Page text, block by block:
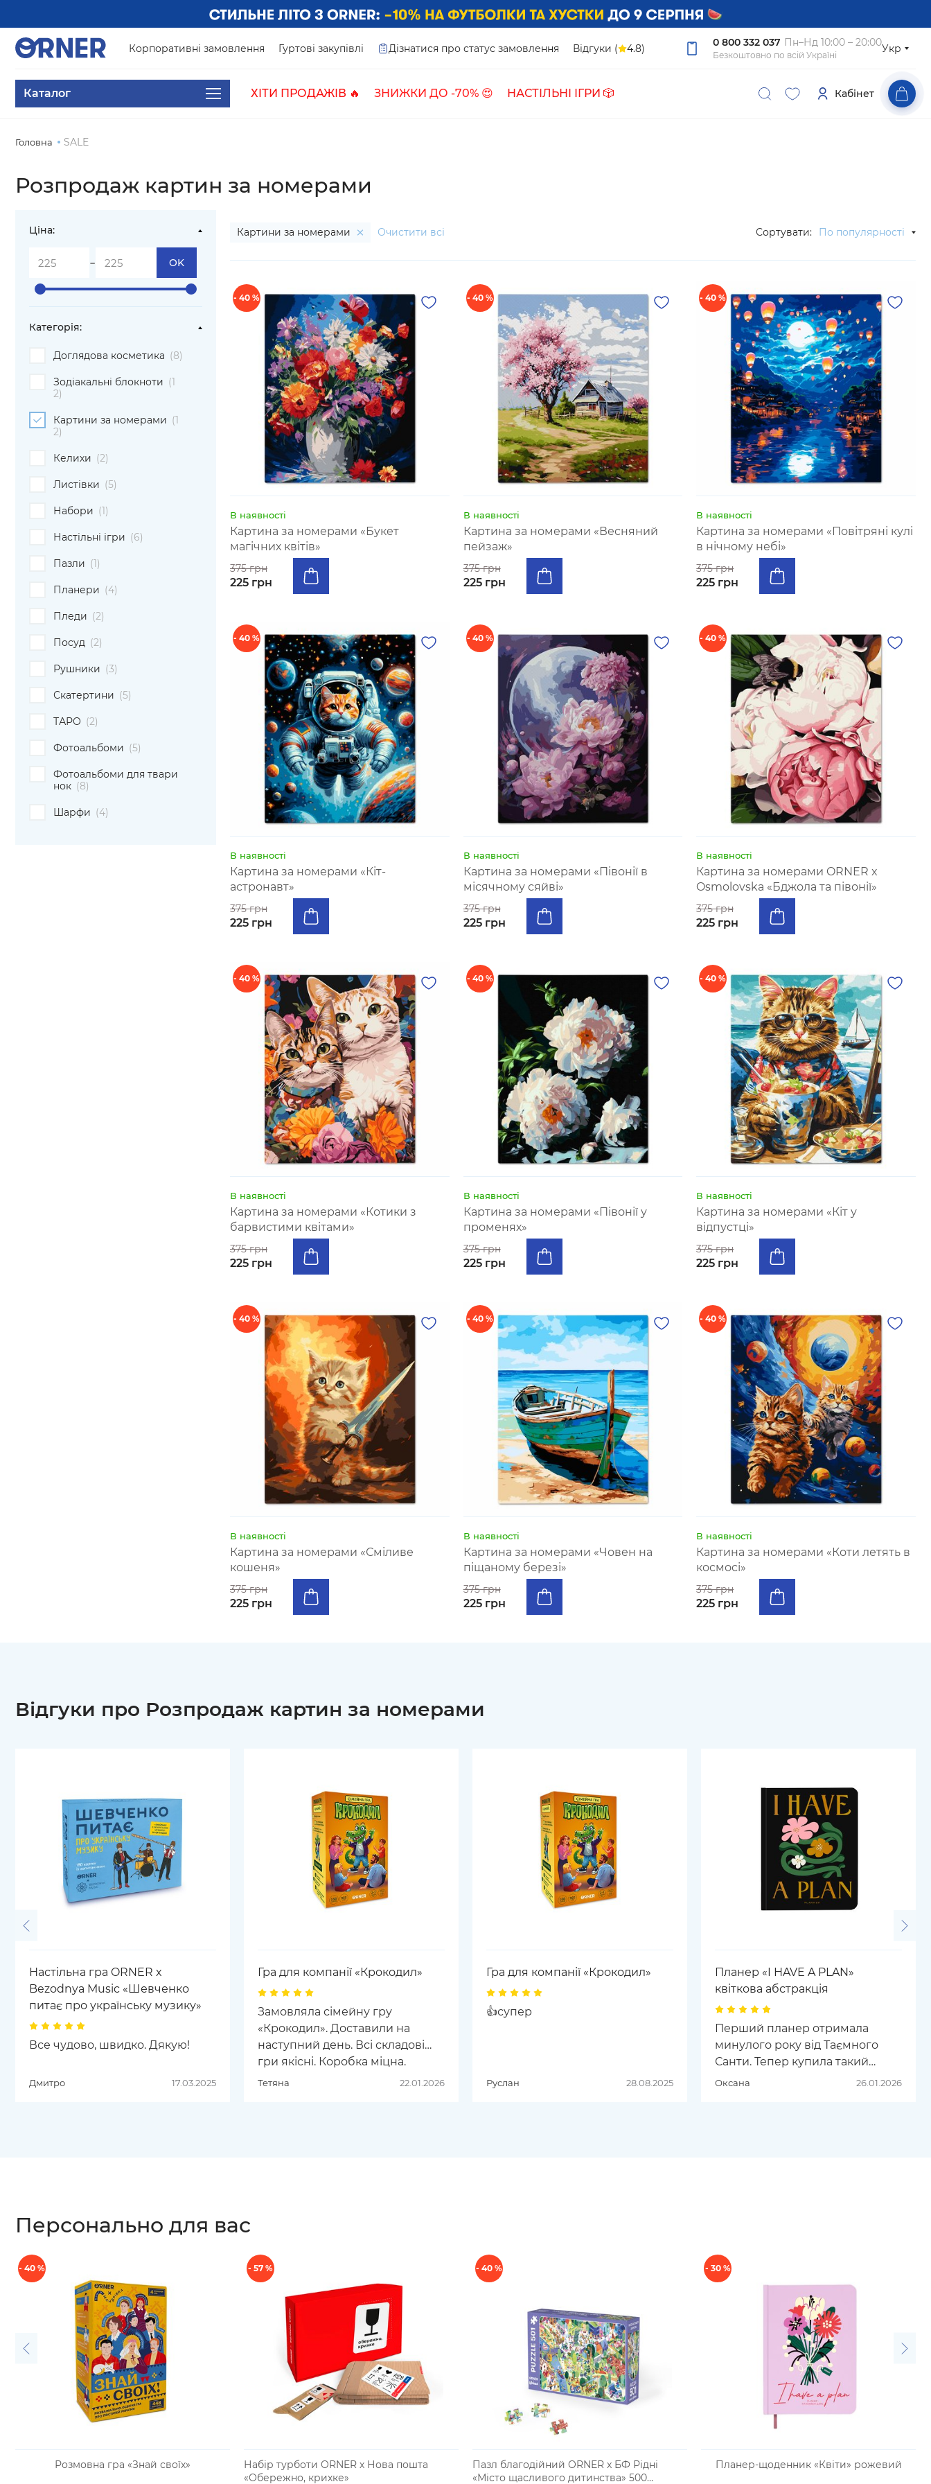
Корпоративні замовлення Гуртові закупівлі Дізнатися про статус замовлення Відгуки ( 4.8) 0 800 332 037 Пн–Нд 10:00 – 20:00
Безкоштовно по всій Україні
Укр
Каталог ХІТИ ПРОДАЖІВ 🔥 ЗНИЖКИ ДО -70% 😍 НАСТІЛЬНІ ІГРИ 🎲 Кабінет
Головна SALE
Розпродаж картин за номерами
Ціна:
- OK
Категорiя:
Доглядова косметика (8)
Зодіакальні блокноти (1
2)
Картини за номерами (1
2)
Келихи (2)
Листівки (5)
Набори (1)
Настільні ігри (6)
Пазли (1)
Планери (4)
Пледи (2)
Посуд (2)
Рушники (3)
Скатертини (5)
ТАРО (2)
Фотоальбоми (5)
Фотоальбоми для твари
нок (8)
Шарфи (4)
Картини за номерами Очистити всі Сортувати: По популярності
- 40 %
В наявності
Картина за номерами «Букет
магічних квітів»
375 грн
225 грн
- 40 %
В наявності
Картина за номерами «Весняний
пейзаж»
375 грн
225 грн
- 40 %
В наявності
Картина за номерами «Повітряні кулі
в нічному небі»
375 грн
225 грн
- 40 %
В наявності
Картина за номерами «Кіт-
астронавт»
375 грн
225 грн
- 40 %
В наявності
Картина за номерами «Півонії в
місячному сяйві»
375 грн
225 грн
- 40 %
В наявності
Картина за номерами ORNER x
Osmolovska «Бджола та півонії»
375 грн
225 грн
- 40 %
В наявності
Картина за номерами «Котики з
барвистими квітами»
375 грн
225 грн
- 40 %
В наявності
Картина за номерами «‎Півонії у
променях»
375 грн
225 грн
- 40 %
В наявності
Картина за номерами «‎Кіт у
відпустці»
375 грн
225 грн
- 40 %
В наявності
Картина за номерами «Сміливе
кошеня»
375 грн
225 грн
- 40 %
В наявності
Картина за номерами «Човен на
піщаному березі»
375 грн
225 грн
- 40 %
В наявності
Картина за номерами «Коти летять в
космосі»
375 грн
225 грн
Відгуки про Розпродаж картин за номерами
Настільна гра ORNER x
Bezodnya Music «Шевченко
питає про українську музику»
Все чудово, швидко. Дякую!
Дмитро 17.03.2025
Гра для компанії «Крокодил»
Замовляла сімейну гру
«Крокодил». Доставили на
наступний день. Всі складові
гри якісні. Коробка міцна.
Картки з цупкого, полірованого
Тетяна 22.01.2026
Гра для компанії «Крокодил»
👍супер
Руслан 28.08.2025
Планер «I HAVE A PLAN»
квіткова абстракція
Перший планер отримала
минулого року від Таємного
Санти. Тепер купила такий
самий, але чорний. Планери
Оксана 26.01.2026
Персонально для вас
- 40 %
Розмовна гра «Знай своїх»
- 57 %
Набір турботи ORNER х Нова пошта
«Обережно, крихке»
- 40 %
Пазл благодійний ORNER x БФ Рідні
«Місто щасливого дитинства» 500
- 30 %
Планер-щоденник «Квіти» рожевий